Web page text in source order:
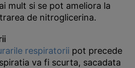
mult si se pot ameliora la
de nitroglicerina.
respiratorii pot precede
va fi scurta, sacadata